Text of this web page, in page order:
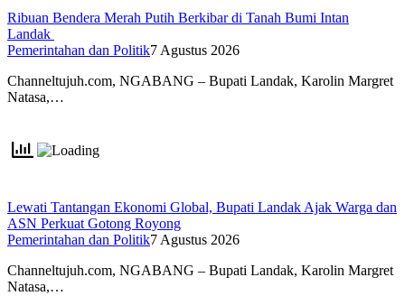
Ribuan Bendera Merah Putih Berkibar di Tanah Bumi Intan
Landak
Pemerintahan dan Politik7 Agustus 2026
Channeltujuh.com, NGABANG – Bupati Landak, Karolin Margret
Natasa,…
Lewati Tantangan Ekonomi Global, Bupati Landak Ajak Warga dan
ASN Perkuat Gotong Royong
Pemerintahan dan Politik7 Agustus 2026
Channeltujuh.com, NGABANG – Bupati Landak, Karolin Margret
Natasa,…